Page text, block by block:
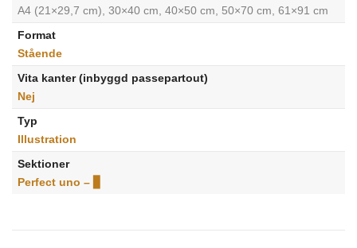
A4 (21×29,7 cm), 30×40 cm, 40×50 cm, 50×70 cm, 61×91 cm
Format
Stående
Vita kanter (inbyggd passepartout)
Nej
Typ
Illustration
Sektioner
Perfect uno – ▊